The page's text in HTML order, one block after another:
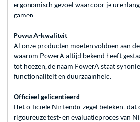
ergonomisch gevoel waardoor je
gamen.
PowerA-kwaliteit
Al onze producten moeten voldoen aan
waarom PowerA altijd bekend heeft
tot hoezen, de naam PowerA staat
functionaliteit en duurzaamheid.
Officieel gelicentieerd
Het officiële Nintendo-zegel betekent dat
rigoureuze test- en evaluatieproces van